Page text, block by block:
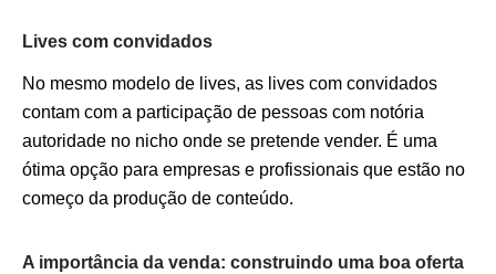
Lives com convidados
No mesmo modelo de lives, as lives com convidados
contam com a participação de pessoas com notória
autoridade no nicho onde se pretende vender. É uma
ótima opção para empresas e profissionais que estão no
começo da produção de conteúdo.
A importância da venda: construindo uma boa oferta